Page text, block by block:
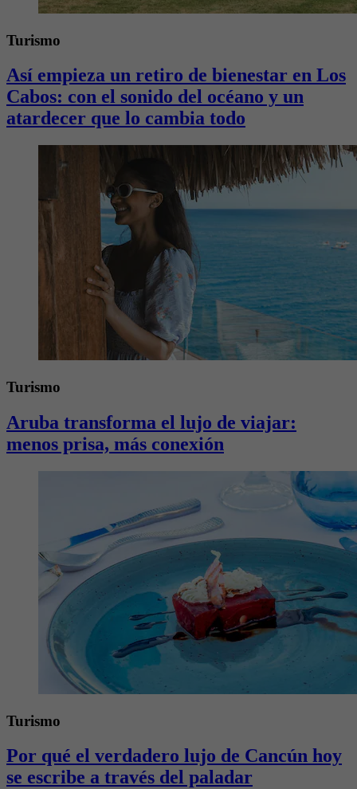
Turismo
Así empieza un retiro de bienestar en Los
Cabos: con el sonido del océano y un
atardecer que lo cambia todo
Turismo
Aruba transforma el lujo de viajar:
menos prisa, más conexión
Turismo
Por qué el verdadero lujo de Cancún hoy
se escribe a través del paladar